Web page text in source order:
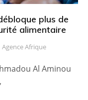
plus de
alimentaire
Agence Afrique
Al Aminou